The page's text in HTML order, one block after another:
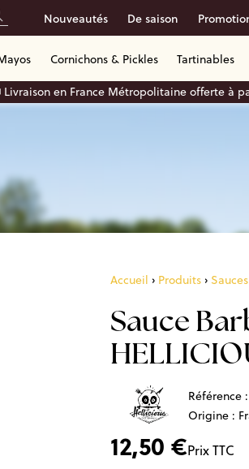
Nouveautés De saison
Cornichons & Pickles Tartinables
Livraison en France Métropolitaine offerte à
Accueil › Produits ›
Sauce
Référence
Origine :
12,50€Prix TTC